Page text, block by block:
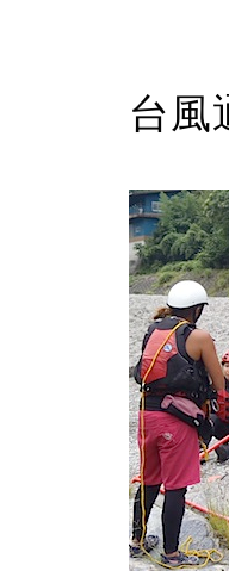
ガイド紹介
お問い合わせ
ENGLISH
台風